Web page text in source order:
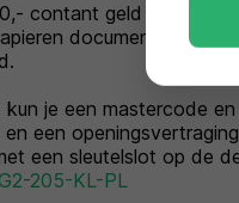
contant geld of €
documenten zijn
je een mastercode
een openingsvertraging
een sleutelslot op de
205-KL-PL